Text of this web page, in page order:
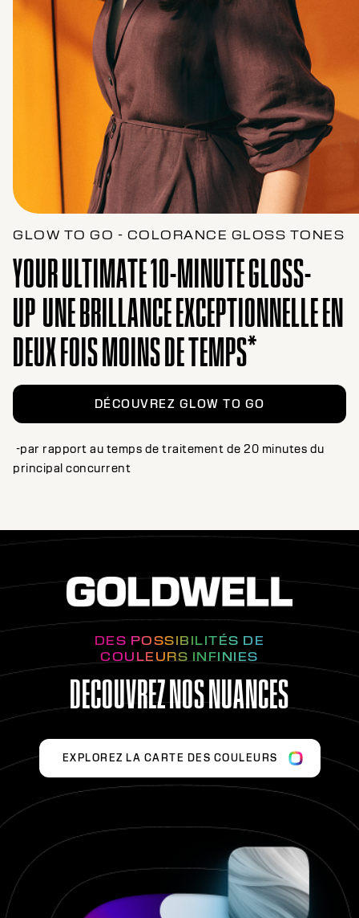
GLOW TO GO - COLORANCE GLOSS TONES
YOUR ULTIMATE 10-MINUTE GLOSS-
UP UNE BRILLANCE EXCEPTIONNELLE EN
DEUX FOIS MOINS DE TEMPS*
DÉCOUVREZ GLOW TO GO
-par rapport au temps de traitement de 20 minutes du
principal concurrent
DES POSSIBILITÉS DE
COULEURS INFINIES
DECOUVREZ NOS NUANCES
EXPLOREZ LA CARTE DES COULEURS